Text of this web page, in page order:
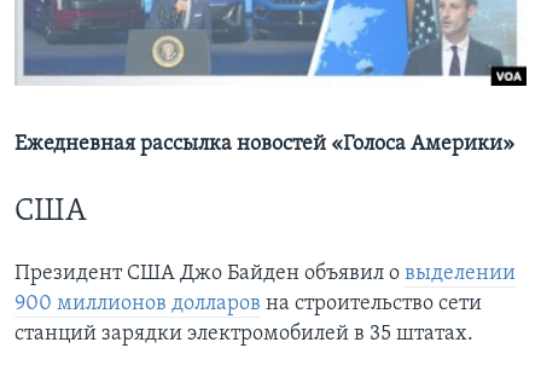
Learning English
Языки
Ежедневная рассылка новостей «Голоса Америки»
США
Президент США Джо Байден объявил о выделении
900 миллионов долларов на строительство сети
станций зарядки электромобилей в 35 штатах.